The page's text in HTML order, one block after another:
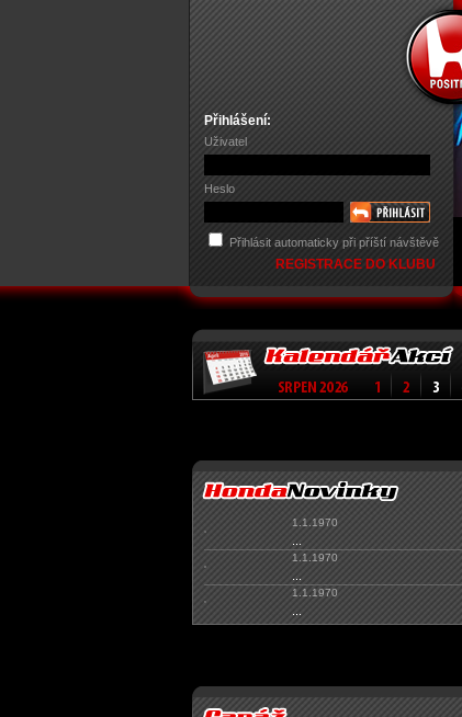
Přihlášení:
Uživatel
Heslo
Přihlásit automaticky při příští návštěvě
REGISTRACE DO KLUBU
1.1.1970
1.1.1970
1.1.1970